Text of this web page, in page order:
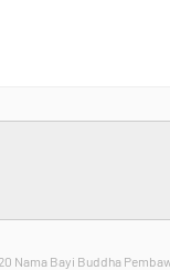
Nama Bayi Buddha